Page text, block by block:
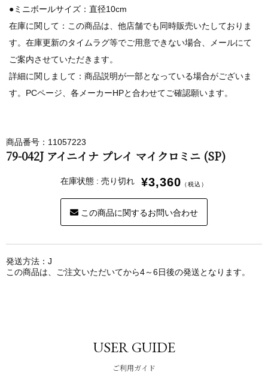
●ミニボールサイズ：直径10cm
在庫に関して：この商品は、他店舗でも同時販売いたしておりま
す。在庫更新のタイムラグ等でご用意できない場合、メールにて
ご案内させていただきます。
詳細に関しまして：商品説明が一部となっている場合がございま
す。PCページ、各メーカーHPと合わせてご確認願います。
商品番号：11057223
79-042J アイニイナ プレイ マイクロミニ (SP)
在庫状態 : 売り切れ ¥3,360 （税込）
この商品に関するお問い合わせ
発送方法：J
この商品は、ご注文いただいてから4～6日後の発送となります。
USER GUIDE
ご利用ガイド